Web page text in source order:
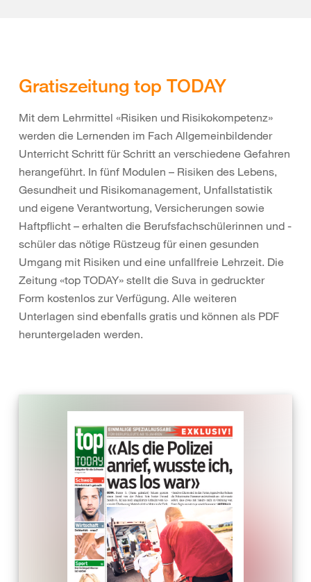
Gratiszeitung top TODAY
Mit dem Lehrmittel «Risiken und Risikokompetenz»
werden die Lernenden im Fach Allgemeinbildender
Unterricht Schritt für Schritt an verschiedene Gefahren
herangeführt. In fünf Modulen – Risiken des Lebens,
Gesundheit und Risikomanagement, Unfallstatistik
und eigene Verantwortung, Versicherungen sowie
Haftpflicht – erhalten die Berufsfachschülerinnen und -
schüler das nötige Rüstzeug für einen gesunden
Umgang mit Risiken und eine unfallfreie Lehrzeit. Die
Zeitung «top TODAY» stellt die Suva in gedruckter
Form kostenlos zur Verfügung. Alle weiteren
Unterlagen sind ebenfalls gratis und können als PDF
heruntergeladen werden.